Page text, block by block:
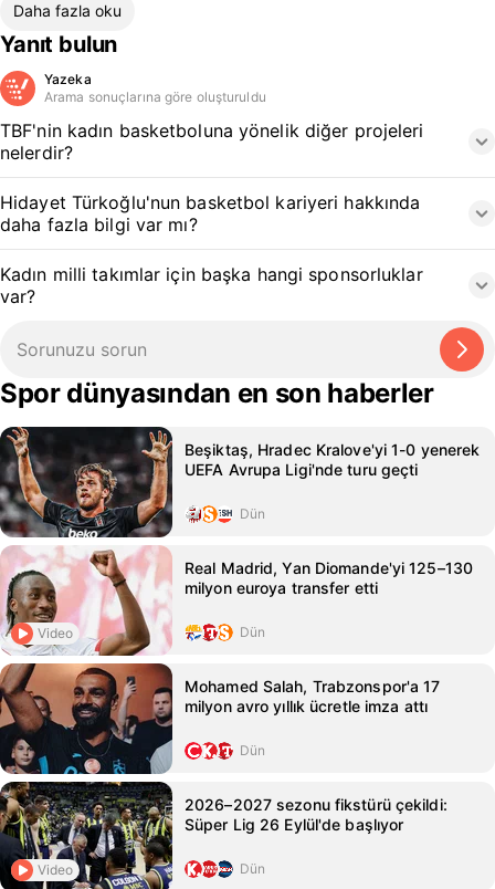
Daha fazla oku
Yanıt bulun
Yazeka
Arama sonuçlarına göre oluşturuldu
TBF'nin kadın basketboluna yönelik diğer projeleri
nelerdir?
Hidayet Türkoğlu'nun basketbol kariyeri hakkında
daha fazla bilgi var mı?
Kadın milli takımlar için başka hangi sponsorluklar
var?
Spor dünyasından en son haberler
Beşiktaş, Hradec Kralove'yi 1-0 yenerek
UEFA Avrupa Ligi'nde turu geçti
Dün
Video
Real Madrid, Yan Diomande'yi 125–130
milyon euroya transfer etti
Dün
Mohamed Salah, Trabzonspor'a 17
milyon avro yıllık ücretle imza attı
Dün
Video
2026–2027 sezonu fikstürü çekildi:
Süper Lig 26 Eylül'de başlıyor
Dün